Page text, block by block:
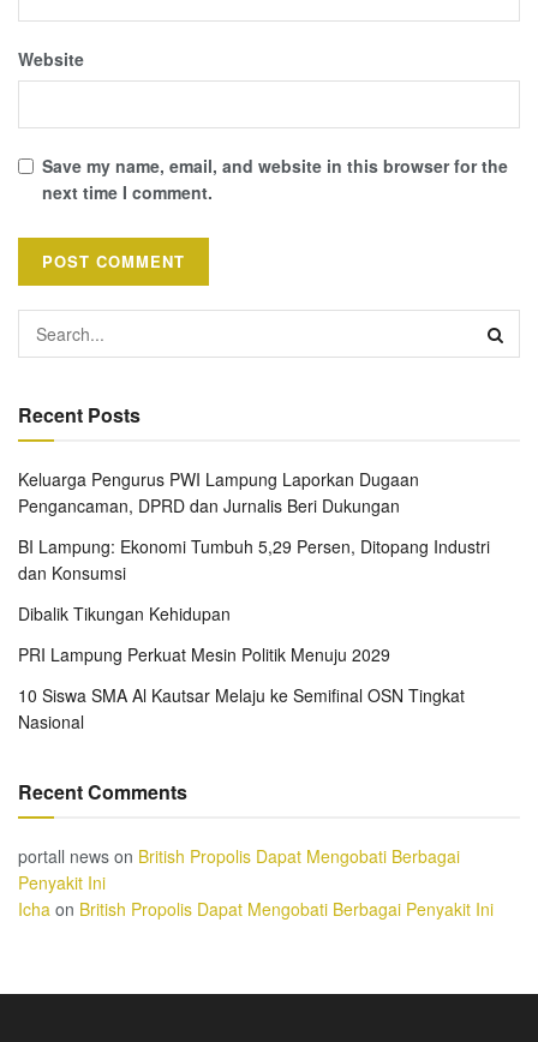
Website
Save my name, email, and website in this browser for the
next time I comment.
Recent Posts
Keluarga Pengurus PWI Lampung Laporkan Dugaan
Pengancaman, DPRD dan Jurnalis Beri Dukungan
BI Lampung: Ekonomi Tumbuh 5,29 Persen, Ditopang Industri
dan Konsumsi
Dibalik Tikungan Kehidupan
PRI Lampung Perkuat Mesin Politik Menuju 2029
10 Siswa SMA Al Kautsar Melaju ke Semifinal OSN Tingkat
Nasional
Recent Comments
portall news on British Propolis Dapat Mengobati Berbagai
Penyakit Ini
Icha on British Propolis Dapat Mengobati Berbagai Penyakit Ini